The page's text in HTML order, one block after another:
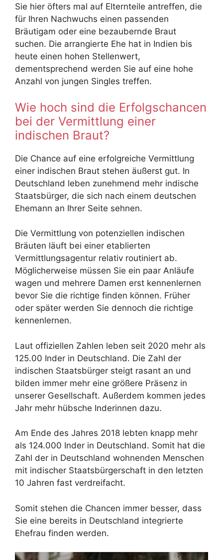
Sie hier öfters mal auf Elternteile antreffen, die
für Ihren Nachwuchs einen passenden
Bräutigam oder eine bezaubernde Braut
suchen. Die arrangierte Ehe hat in Indien bis
heute einen hohen Stellenwert,
dementsprechend werden Sie auf eine hohe
Anzahl von jungen Singles treffen.
Wie hoch sind die Erfolgschancen
bei der Vermittlung einer
indischen Braut?
Die Chance auf eine erfolgreiche Vermittlung
einer indischen Braut stehen äußerst gut. In
Deutschland leben zunehmend mehr indische
Staatsbürger, die sich nach einem deutschen
Ehemann an Ihrer Seite sehnen.
Die Vermittlung von potenziellen indischen
Bräuten läuft bei einer etablierten
Vermittlungsagentur relativ routiniert ab.
Möglicherweise müssen Sie ein paar Anläufe
wagen und mehrere Damen erst kennenlernen
bevor Sie die richtige finden können. Früher
oder später werden Sie dennoch die richtige
kennenlernen.
Laut offiziellen Zahlen leben seit 2020 mehr als
125.00 Inder in Deutschland. Die Zahl der
indischen Staatsbürger steigt rasant an und
bilden immer mehr eine größere Präsenz in
unserer Gesellschaft. Außerdem kommen jedes
Jahr mehr hübsche Inderinnen dazu.
Am Ende des Jahres 2018 lebten knapp mehr
als 124.000 Inder in Deutschland. Somit hat die
Zahl der in Deutschland wohnenden Menschen
mit indischer Staatsbürgerschaft in den letzten
10 Jahren fast verdreifacht.
Somit stehen die Chancen immer besser, dass
Sie eine bereits in Deutschland integrierte
Ehefrau finden werden.